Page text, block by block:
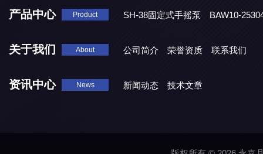
产品中心 Product SH-38固定式手摇泵
BAW10-
关于我们 About 公司简介 荣誉资质 联系我们
资讯中心 News 新闻动态 技术文章